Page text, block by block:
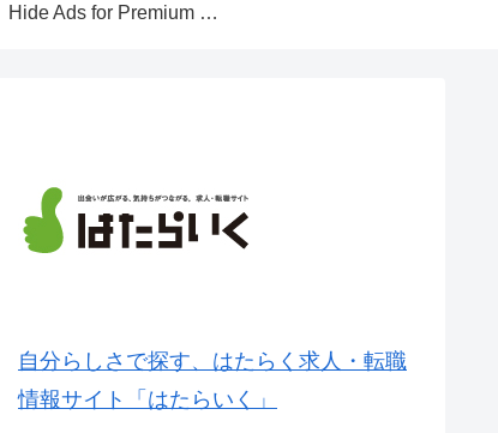
Hide Ads for Premium Members
自分らしさで探す、はたらく求人・転職
情報サイト「はたらいく」